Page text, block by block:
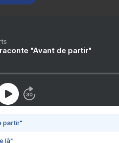
"Avant de partir"
partir"
là"